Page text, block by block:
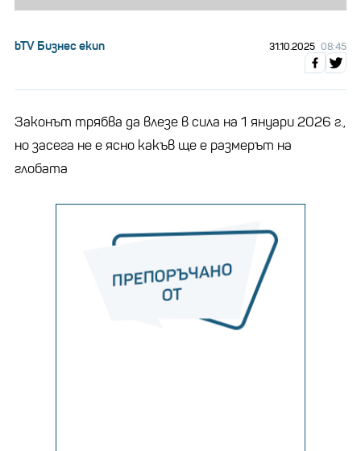
bTV Бизнес екип 31.10.2025 08:45
Законът трябва да влезе в сила на 1 януари 2026 г.,
но засега не е ясно какъв ще е размерът на
глобата